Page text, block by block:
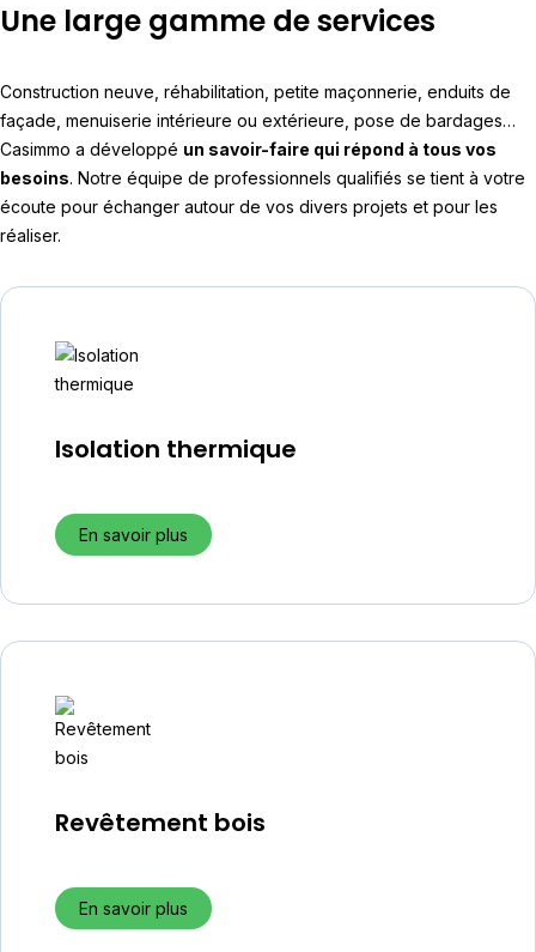
Une large gamme de services
Construction neuve, réhabilitation, petite maçonnerie, enduits de
façade, menuiserie intérieure ou extérieure, pose de bardages…
Casimmo a développé un savoir-faire qui répond à tous vos
besoins. Notre équipe de professionnels qualifiés se tient à votre
écoute pour échanger autour de vos divers projets et pour les
réaliser.
Isolation thermique
En savoir plus
Revêtement bois
En savoir plus